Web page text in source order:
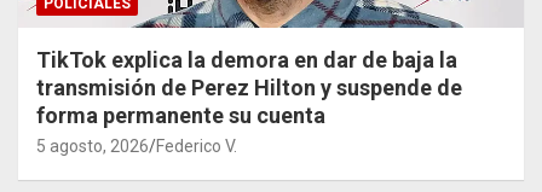
POLICIALES
TikTok explica la demora en dar de baja la
transmisión de Perez Hilton y suspende de
forma permanente su cuenta
5 agosto, 2026 Federico V.